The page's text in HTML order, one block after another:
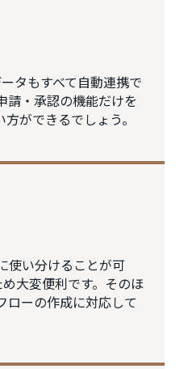
タもすべて自動連携で
請・承認の機能だけを
ができるでしょう。
使い分けることが可
大変便利です。そのほ
ローの作成に対応して